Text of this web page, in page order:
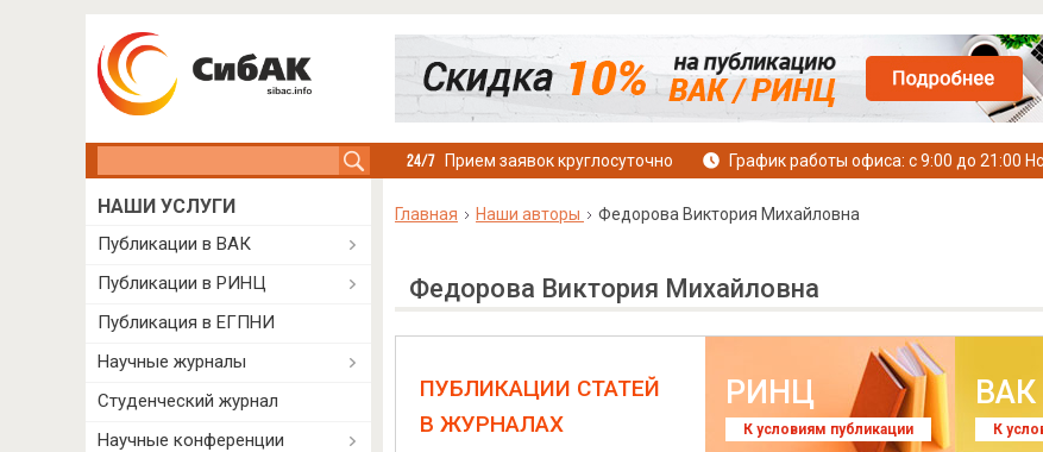
Прием заявок круглосуточно График работы офиса: с 9:00 до 21:00
Главная Наши авторы Федорова Виктория Михайловна
Федорова Виктория Михайловна
ПУБЛИКАЦИИ СТАТЕЙ
В ЖУРНАЛАХ
РИНЦ
К условиям публикации
ВАК
К
НАШИ УСЛУГИ
Публикации в ВАК
Публикации в РИНЦ
Публикация в ЕГПНИ
Научные журналы
Студенческий журнал
Научные конференции